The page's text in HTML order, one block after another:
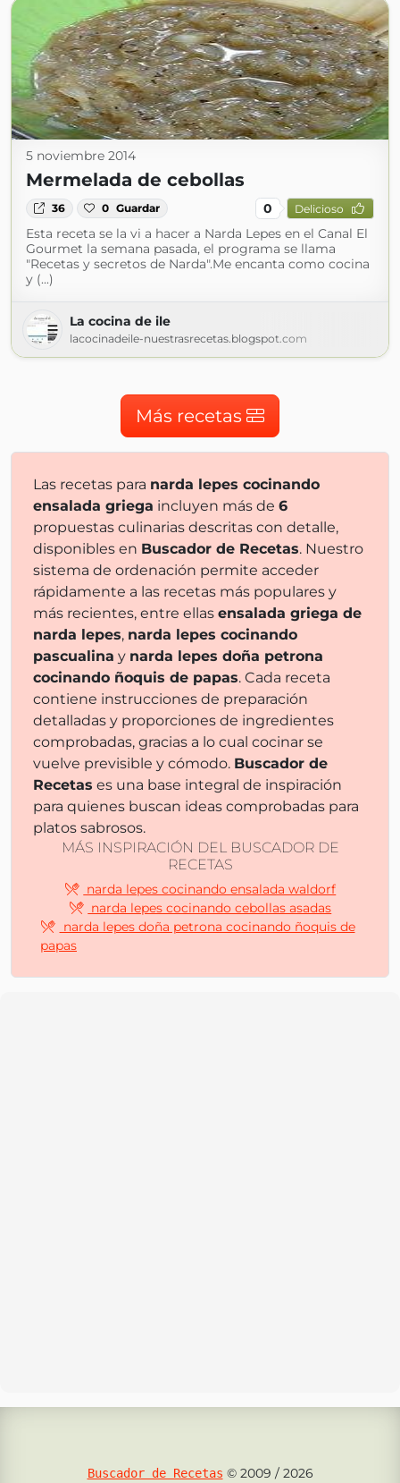
5 noviembre 2014
Mermelada de cebollas
36 0 Guardar 0 Delicioso
Esta receta se la vi a hacer a Narda Lepes en el Canal El
Gourmet la semana pasada, el programa se llama
"Recetas y secretos de Narda".Me encanta como cocina
y (...)
La cocina de ile
lacocinadeile-nuestrasrecetas.blogspot.com
Más recetas
Las recetas para narda lepes cocinando
ensalada griega incluyen más de 6
propuestas culinarias descritas con detalle,
disponibles en Buscador de Recetas. Nuestro
sistema de ordenación permite acceder
rápidamente a las recetas más populares y
más recientes, entre ellas ensalada griega de
narda lepes, narda lepes cocinando
pascualina y narda lepes doña petrona
cocinando ñoquis de papas. Cada receta
contiene instrucciones de preparación
detalladas y proporciones de ingredientes
comprobadas, gracias a lo cual cocinar se
vuelve previsible y cómodo. Buscador de
Recetas es una base integral de inspiración
para quienes buscan ideas comprobadas para
platos sabrosos.
MÁS INSPIRACIÓN DEL BUSCADOR DE
RECETAS
narda lepes cocinando ensalada waldorf
narda lepes cocinando cebollas asadas
narda lepes doña petrona cocinando ñoquis de
papas
Buscador de Recetas © 2009 / 2026